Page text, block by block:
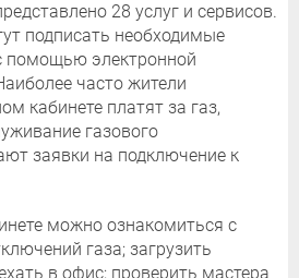
28 услуг и сервисов.
подписать необходимые
помощью электронной
часто жители
кабинете платят за газ,
газового
заявки на подключение к
можно ознакомиться с
газа; загрузить
в офис; проверить мастера